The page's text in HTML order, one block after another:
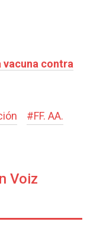
vacuna contra
#FF. AA.
Voiz